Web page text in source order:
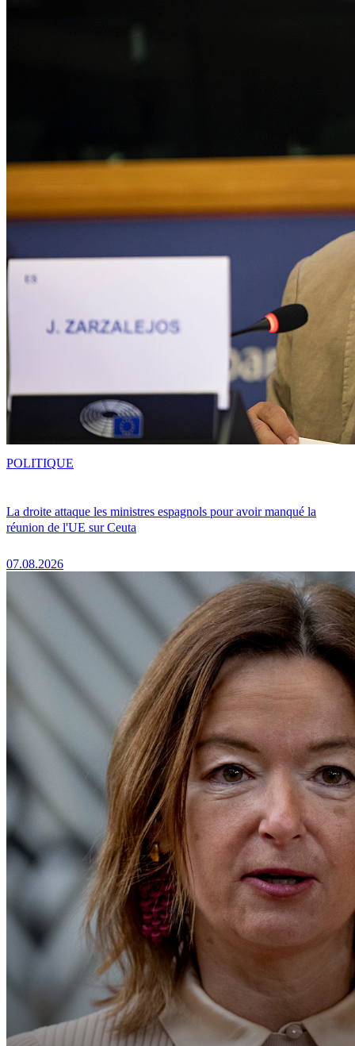
La droite attaque les ministres espagnols pour avoir manqué la
réunion de l'UE sur Ceuta
07.08.2026
POLITIQUE